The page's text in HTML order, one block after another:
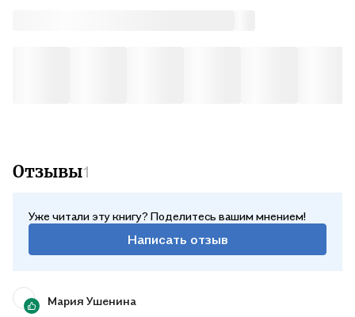
Отзывы1
Уже читали эту книгу? Поделитесь вашим мнением!
Написать отзыв
Мария Ушенина